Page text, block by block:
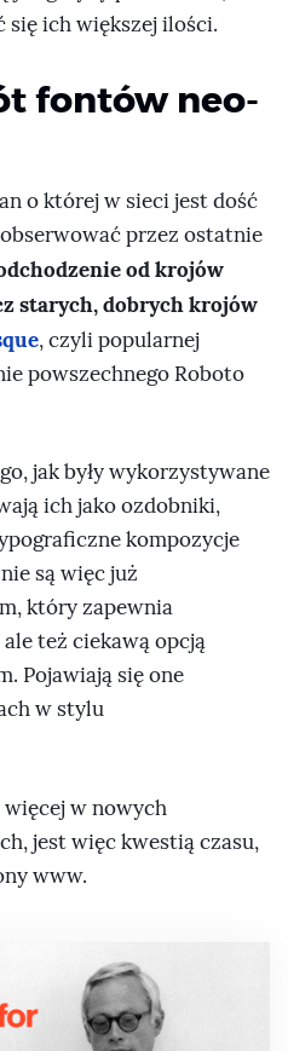
się ich większej ilości.
fontów neo-
o której w sieci jest dość
przez ostatnie
od krojów
starych, dobrych krojów
, czyli popularnej
powszechnego Roboto
jak były wykorzystywane
ich jako ozdobniki,
kompozycje
są więc już
który zapewnia
też ciekawą opcją
Pojawiają się one
w stylu
w nowych
jest więc kwestią czasu,
www.